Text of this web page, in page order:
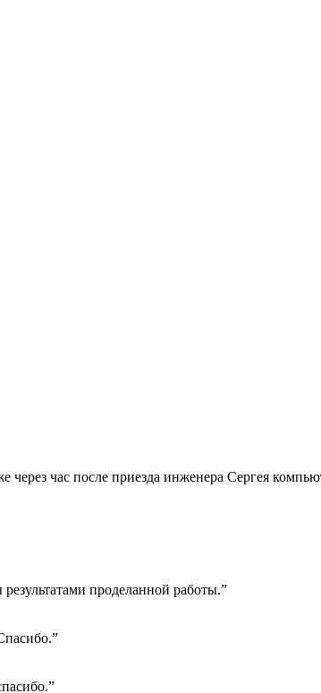
час после приезда инженера Сергея
проделанной работы.”